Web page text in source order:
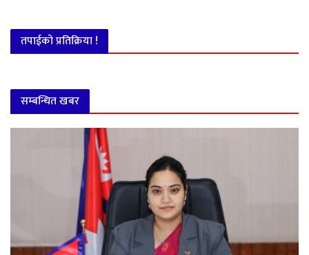
तपाईको प्रतिक्रिया !
सम्बन्धित खबर